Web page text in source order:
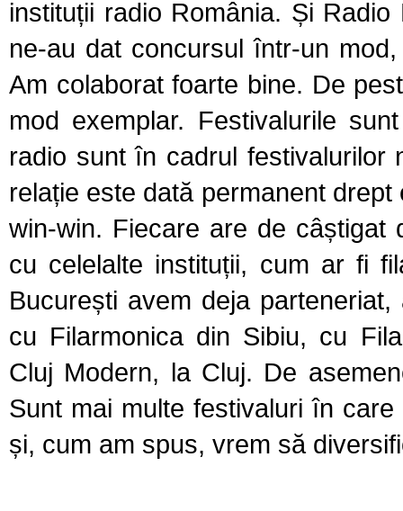
instituții radio România. Și
ne-au dat concursul într-un
Am colaborat foarte bine. De
mod exemplar. Festivalurile
radio sunt în cadrul festivalurilor
relație este dată permanent
win-win. Fiecare are de
cu celelalte instituții, cum ar fi
București avem deja
cu Filarmonica din Sibiu, cu
Cluj Modern, la Cluj. De
Sunt mai multe festivaluri în
și, cum am spus, vrem să